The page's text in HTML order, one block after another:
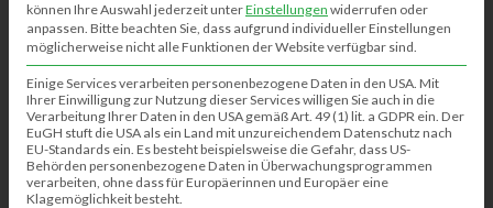
können Ihre Auswahl jederzeit unterEinstellungen widerrufen oder
anpassen. Bitte beachten Sie, dass aufgrund individueller Einstellungen
möglicherweise nicht alle Funktionen der Website verfügbar sind.
Einige Services verarbeiten personenbezogene Daten in den USA. Mit
Ihrer Einwilligung zur Nutzung dieser Services willigen Sie auch in die
Verarbeitung Ihrer Daten in den USA gemäß Art. 49 (1) lit. a GDPR ein. Der
EuGH stuft die USA als ein Land mit unzureichendem Datenschutz nach
EU-Standards ein. Es besteht beispielsweise die Gefahr, dass US-
Behörden personenbezogene Daten in Überwachungsprogrammen
verarbeiten, ohne dass für Europäerinnen und Europäer eine
Klagemöglichkeit besteht.